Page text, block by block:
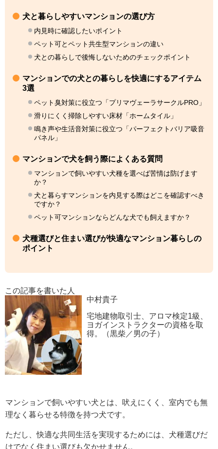
犬と暮らしやすいマンションの選び方
内見時に確認したいポイント
ペット可とペット共生型マンションの違い
犬との暮らしで後悔しないためのチェックポイント
マンションでの犬との暮らしを快適にするアイテム
3選
ペット臭対策に役立つ「プリマヴェーラサークルPRO」
滑りにくく掃除しやすい床材「ホームタイル」
鳴き声や生活音対策に役立つ「パーフェクトバリア吸音
パネル」
マンションで犬を飼う際によくある質問
マンションで飼いやすい犬種を選べば苦情は防げます
か？
犬と暮らすマンションを内見する際はどこを確認すべき
ですか？
ペット可マンションならどんな犬でも飼えますか？
犬種選びと住まい選びが快適なマンション暮らしの
ポイント
この記事を書いた人
中村貴子
宅地建物取引士、アロマ検定1級、
ヨガインストラクターの資格を取
得。（黒柴／男の子）
マンションで飼いやすい犬とは、吠えにくく、室内でも無
理なく暮らせる特徴を持つ犬です。
ただし、快適な共同生活を実現するためには、犬種選びだ
けでなく住まい選びも欠かせません。